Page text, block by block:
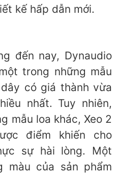
kế hấp dẫn mới.
đến nay, Dynaudio
trong những mẫu
có giá thành vừa
nhất. Tuy nhiên,
mẫu loa khác, Xeo 2
điểm khiến cho
sự hài lòng. Một
màu của sản phẩm